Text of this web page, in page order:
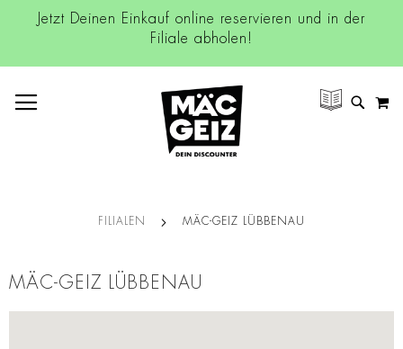
Jetzt Deinen Einkauf online reservieren und in der
Filiale abholen!
SUCHE
FILIALEN MÄC-GEIZ LÜBBENAU
MÄC-GEIZ LÜBBENAU